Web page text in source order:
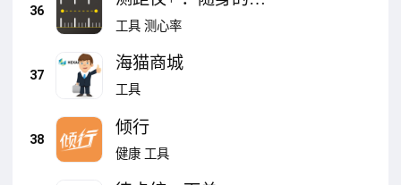
36
机AR精确卷尺和水平
工具 测心率
37
海猫商城
工具
38
倾行
健康 工具